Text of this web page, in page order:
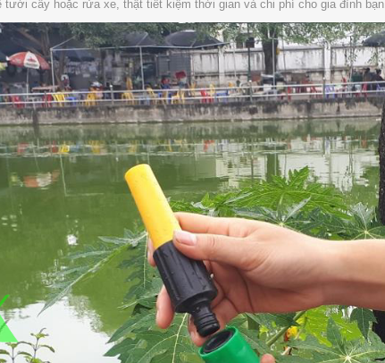
tưới cây hoặc rửa xe, thật tiết kiệm thời gian và chi phí cho gia đình bạn.